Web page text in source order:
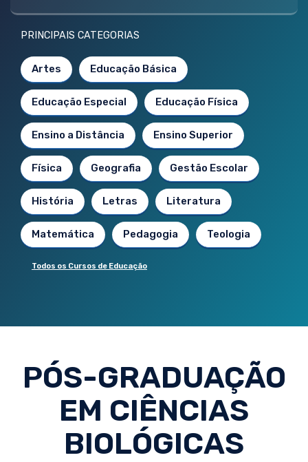
PRINCIPAIS CATEGORIAS
Artes Educação Básica
Educação Especial Educação Física
Ensino a Distância Ensino Superior
Física Geografia Gestão Escolar
História Letras Literatura
Matemática Pedagogia Teologia
Todos os Cursos de Educação
PÓS-GRADUAÇÃO
EM CIÊNCIAS
BIOLÓGICAS